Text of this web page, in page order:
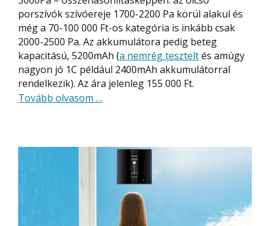
porszívók szívóereje 1700-2200 Pa körül alakul és
még a 70-100 000 Ft-os kategória is inkább csak
2000-2500 Pa. Az akkumulátora pedig beteg
kapacitású, 5200mAh (a nemrég teszteltés amúgy
nagyon jó 1C például 2400mAh akkumulátorral
rendelkezik). Az ára jelenleg 155 000 Ft.
Tovább olvasom about
legügyesebb
Xiaomi
…